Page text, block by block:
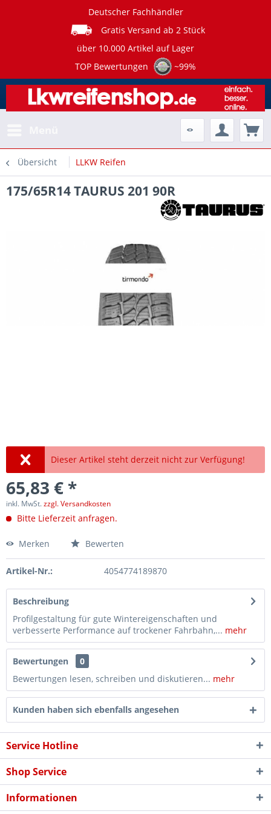
Deutscher Fachhändler
Gratis Versand ab 2 Stück
über 10.000 Artikel auf Lager
TOP Bewertungen
~99%
Übersicht LLKW Reifen
175/65R14 TAURUS 201 90R
Dieser Artikel steht derzeit nicht zur Verfügung!
65,83 € *
inkl. MwSt.zzgl. Versandkosten
Bitte Lieferzeit anfragen.
Merken Bewerten
Artikel-Nr.: 4054774189870
Beschreibung
Profilgestaltung für gute Wintereigenschaften und
verbesserte Performance auf trockener Fahrbahn,... mehr
Bewertungen
0
Bewertungen lesen, schreiben und diskutieren... mehr
Kunden haben sich ebenfalls angesehen
Service Hotline
Shop Service
Informationen